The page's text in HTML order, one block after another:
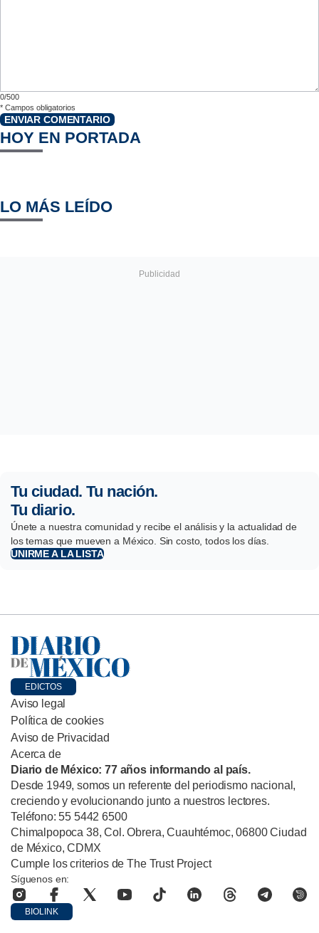
0/500
* Campos obligatorios
ENVIAR COMENTARIO
HOY EN PORTADA
LO MÁS LEÍDO
Tu ciudad. Tu nación.
Tu diario.
Únete a nuestra comunidad y recibe el análisis y la actualidad de
los temas que mueven a México. Sin costo, todos los días.
UNIRME A LA LISTA
EDICTOS
Aviso legal
Política de cookies
Aviso de Privacidad
Acerca de
Diario de México: 77 años informando al país.
Desde 1949, somos un referente del periodismo nacional,
creciendo y evolucionando junto a nuestros lectores.
Teléfono: 55 5442 6500
Chimalpopoca 38, Col. Obrera, Cuauhtémoc, 06800 Ciudad
de México, CDMX
Cumple los criterios de The Trust Project
Síguenos en:
BIOLINK